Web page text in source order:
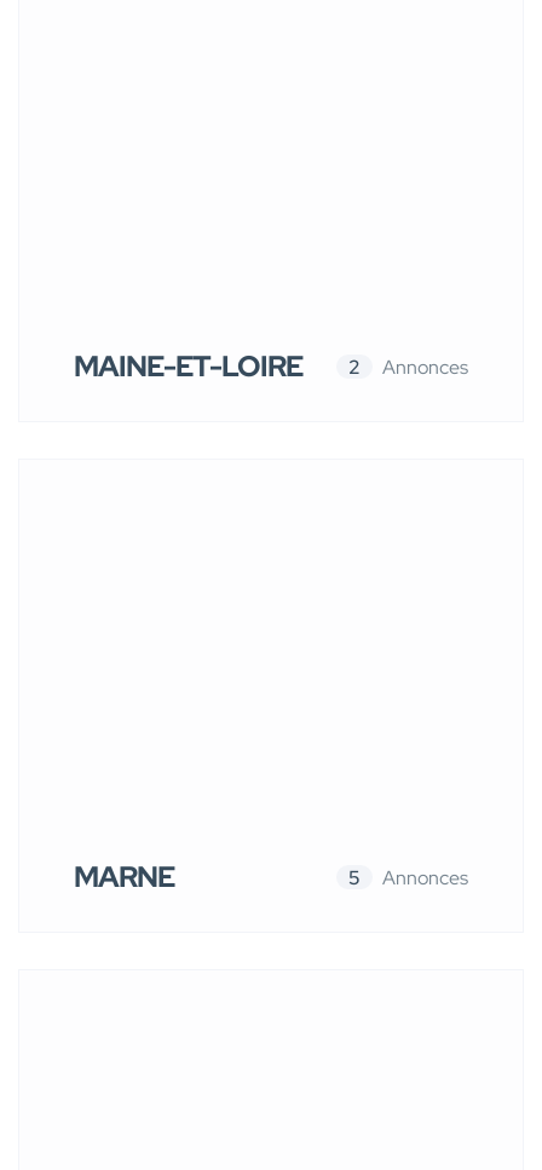
MAINE-ET-LOIRE 2 Annonces
MARNE 5 Annonces